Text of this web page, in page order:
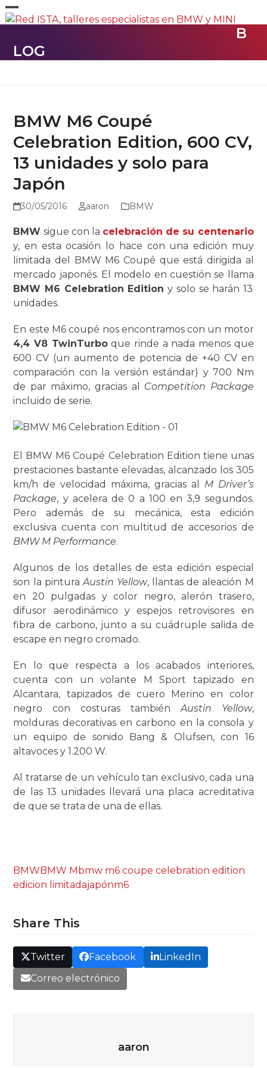
Skip
toOpen
menu
Close
menu
B
LOG
BMW M6 Coupé
Celebration Edition, 600 CV,
13 unidades y solo para
Japón
30/05/2016 aaron BMW
BMW sigue con la celebración de su centenario
y, en esta ocasión lo hace con una edición muy
limitada del BMW M6 Coupé que está dirigida al
mercado japonés. El modelo en cuestión se llama
BMW M6 Celebration Edition y solo se harán 13
unidades.
En este M6 coupé nos encontramos con un motor
4,4 V8 TwinTurboque rinde a nada menos que
600 CV (un aumento de potencia de +40 CV en
comparación con la versión estándar) y 700 Nm
de par máximo, gracias al
Competition Package
incluido de serie.
El BMW M6 Coupé Celebration Edition tiene unas
prestaciones bastante elevadas, alcanzado los 305
km/h de velocidad máxima, gracias al M Driver’s
Package, y acelera de 0 a 100 en 3,9 segundos.
Pero además de su mecánica, esta edición
exclusiva cuenta con multitud de accesorios de
BMW M Performance.
Algunos de los detalles de esta edición especial
son la pinturaAustin Yellow, llantas de aleación M
en 20 pulgadas y color negro, alerón trasero,
difusor aerodinámico y espejos retrovisores en
fibra de carbono, junto a su cuádruple salida de
escape en negro cromado.
En lo que respecta a los acabados interiores,
cuenta con un volante M Sport tapizado en
Alcantara, tapizados de cuero Merino en color
negro con costuras tambiénAustin Yellow,
molduras decorativas en carbono en la consola y
un equipo de sonido Bang & Olufsen, con 16
altavoces y 1.200 W.
Al tratarse de un vehículo tan exclusivo, cada una
de las 13 unidades llevará una placa acreditativa
de que se trata de una de ellas.
BMWBMW Mbmw m6 coupe celebration edition
edicion limitadajapónm6
Share This
Twitter Facebook
LinkedIn
Correo electrónico
aaron